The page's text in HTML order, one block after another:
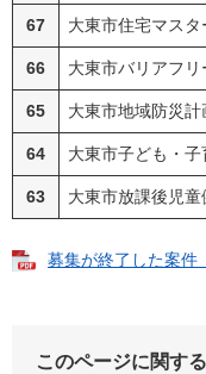
67 大東市住宅マスタ
66 大東市バリアフリ
65 大東市地域防災計
64 大東市子ども・子
63 大東市放課後児
募集が終了した案件
このページに関す